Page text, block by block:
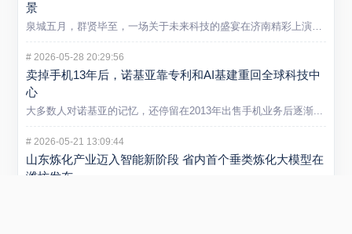
景
泉城五月，群贤毕至，一场关于未来科技的盛宴在济南精彩上演。5...
#2026-05-28 20:29:56
卖掉手机13年后，诺基亚靠专利和AI基建重回全球科技中
心
大多数人对诺基亚的记忆，还停留在2013年出售手机业务后逐渐...
#2026-05-21 13:09:44
山东炼化产业迈入智能新阶段 省内首个垂类炼化大模型在
潍坊发布